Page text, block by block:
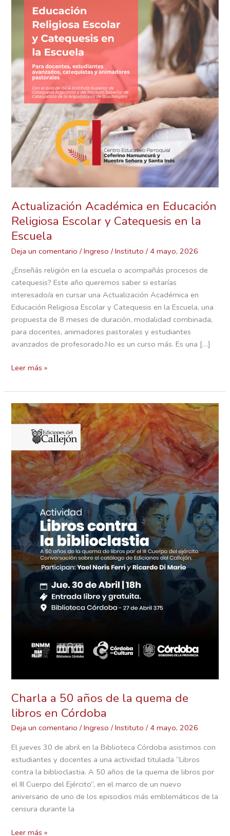
Actualización Académica en Educación
Religiosa Escolar y Catequesis en la
Escuela
Deja un comentario /Ingreso /Instituto/ 4 mayo, 2026
¿Enseñás religión en la escuela o acompañás procesos de
catequesis? Este año queremos saber si estarías
interesado/a en cursar una Actualización Académica en
Educación Religiosa Escolar y Catequesis en la Escuela, una
propuesta de 8 meses de duración, modalidad combinada,
para docentes, animadores pastorales y estudiantes
avanzados de profesorado.No es un curso más. Es una […]
Catequesis
Escuela
Leer más »
Charla a 50 años de la quema de
libros en Córdoba
Deja un comentario /Ingreso /Instituto/ 4 mayo, 2026
El jueves 30 de abril en la Biblioteca Córdoba asistimos con
estudiantes y docentes a una actividad titulada “Libros
contra la biblioclastia. A 50 años de la quema de libros por
el III Cuerpo del Ejército”, en el marco de un nuevo
aniversario de uno de los episodios más emblemáticos de la
censura durante la
Charla
a
de
la
quema
de
libros
en
Córdoba
Leer más »